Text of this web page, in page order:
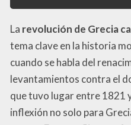
La revolución de Grecia
tema clave en la historia
cuando se habla del
levantamientos contra el
que tuvo lugar entre 1821
inflexión no solo para